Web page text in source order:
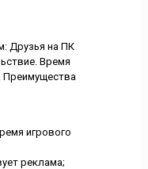
Друзья на ПК
Время
Преимущества
игрового
реклама;